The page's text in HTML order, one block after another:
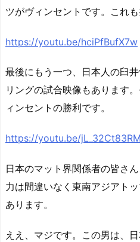
ツがヴィンセントです。これも
https://youtu.be/hciPfBufX7w
最後にもう一つ、日本人の臼
リングの試合映像もあります
ィンセントの勝利です。
https://youtu.be/jL_32Ct83RM
日本のマット界関係者の皆さ
力は間違いなく東南アジアト
あります。
ええ、マジです。この男は、